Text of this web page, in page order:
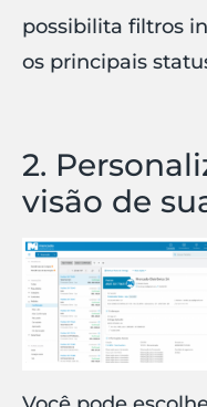
possibilita filtros
os principais
2.
visão de